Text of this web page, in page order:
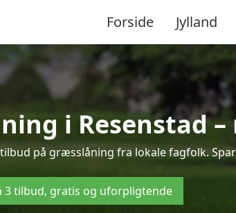
Forside Jylland
i Resenstad
på græsslåning fra lokale fagfolk.
3 tilbud, gratis og uforpligtende